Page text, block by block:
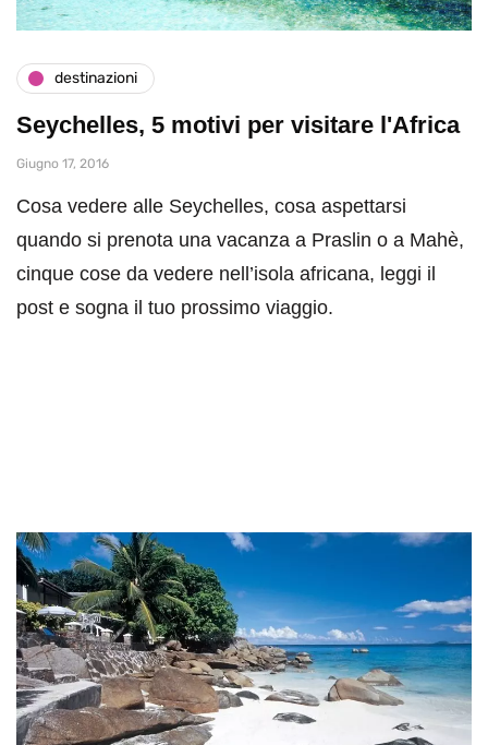
destinazioni
Seychelles, 5 motivi per visitare l'Africa
Giugno 17, 2016
Cosa vedere alle Seychelles, cosa aspettarsi
quando si prenota una vacanza a Praslin o a Mahè,
cinque cose da vedere nell’isola africana, leggi il
post e sogna il tuo prossimo viaggio.